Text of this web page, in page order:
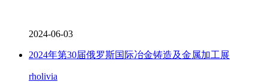
2024-06-03
2024年第30届俄罗斯国际冶金铸造及金属加工展
rholivia